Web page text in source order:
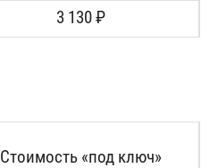
3 130 ₽
Стоимость «под ключ»